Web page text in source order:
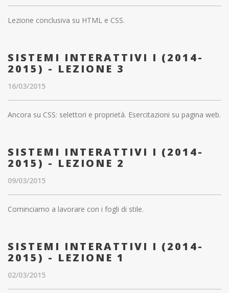
Lezione conclusiva su HTML e CSS.
SISTEMI INTERATTIVI I (2014-
2015) - LEZIONE 3
16/03/2015
Ancora su CSS: selettori e proprietà. Esercitazioni su pagina web.
SISTEMI INTERATTIVI I (2014-
2015) - LEZIONE 2
09/03/2015
Cominciamo a lavorare con i fogli di stile.
SISTEMI INTERATTIVI I (2014-
2015) - LEZIONE 1
02/03/2015